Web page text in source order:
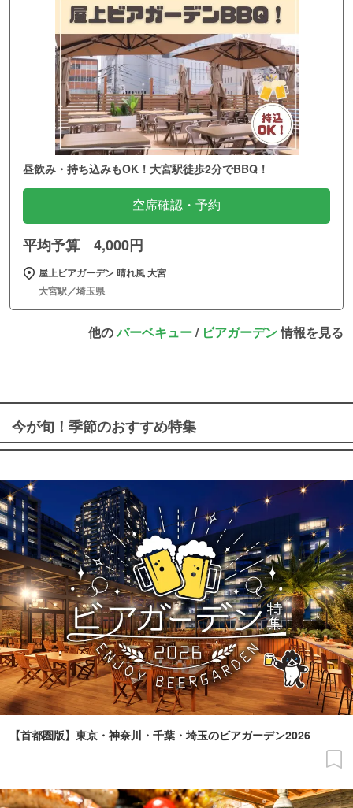
昼飲み・持ち込みもOK！大宮駅徒歩2分でBBQ！
空席確認・予約
平均予算 4,000円
屋上ビアガーデン 晴れ風 大宮
大宮駅／埼玉県
他のバーベキュー/ ビアガーデン情報を見る
今が旬！季節のおすすめ特集
【首都圏版】東京・神奈川・千葉・埼玉のビアガーデン2026